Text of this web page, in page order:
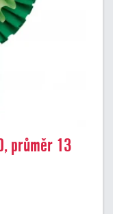
průměr 13